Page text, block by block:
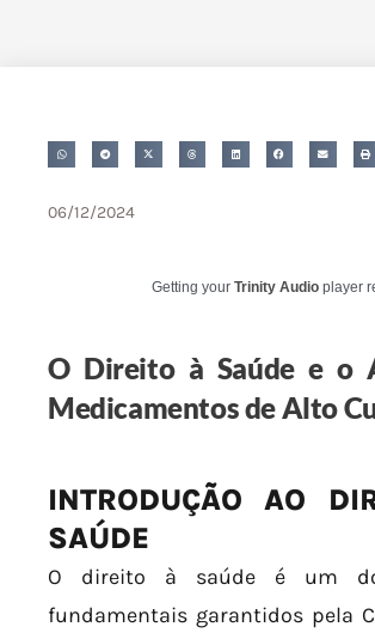
06/12/2024
Getting your Trinity Audio player
O Direito à Saúde e o
Medicamentos de Alto
INTRODUÇÃO AO
SAÚDE
O direito à saúde é um
fundamentais garantidos pela